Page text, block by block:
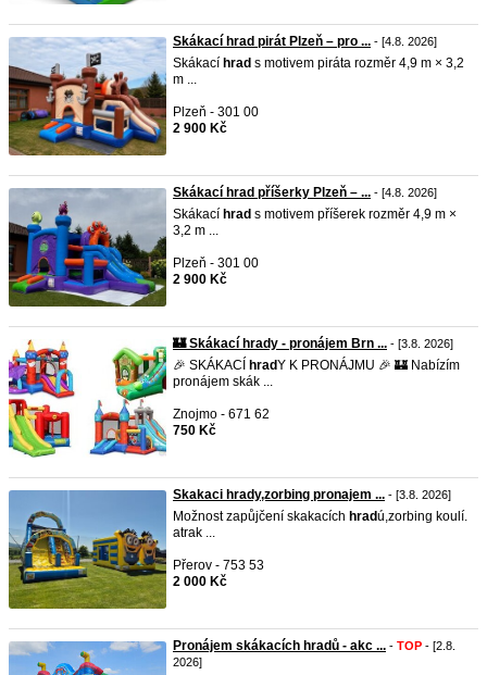
Skákací hrad pirát Plzeň – pro ... - [4.8. 2026]
Skákací hrad s motivem piráta rozměr 4,9 m × 3,2
m ...
Plzeň - 301 00
2 900 Kč
Skákací hrad příšerky Plzeň – ... - [4.8. 2026]
Skákací hrad s motivem příšerek rozměr 4,9 m ×
3,2 m ...
Plzeň - 301 00
2 900 Kč
🏰 Skákací hrady - pronájem Brn ... - [3.8. 2026]
🎉 SKÁKACÍ hradY K PRONÁJMU 🎉 🏰 Nabízím
pronájem skák ...
Znojmo - 671 62
750 Kč
Skakaci hrady,zorbing pronajem ... - [3.8. 2026]
Možnost zapůjčení skakacích hradú,zorbing koulí.
atrak ...
Přerov - 753 53
2 000 Kč
Pronájem skákacích hradů - akc ... - TOP - [2.8.
2026]